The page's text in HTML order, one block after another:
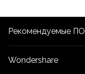
Рекомендуемые ПО
Wondershare